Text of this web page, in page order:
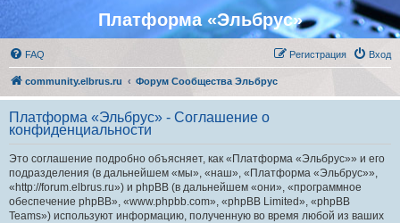
Платформа «Эльбрус»
FAQ Вход
Регистрация
community.elbrus.ru Форум Сообщества Эльбрус
Платформа «Эльбрус» - Соглашение о
конфиденциальности
Это соглашение подробно объясняет, как «Платформа «Эльбрус»» и его
подразделения (в дальнейшем «мы», «наш», «Платформа «Эльбрус»»,
«http://forum.elbrus.ru») и phpBB (в дальнейшем «они», «программное
обеспечение phpBB», «www.phpbb.com», «phpBB Limited», «phpBB
Teams») используют информацию, полученную во время любой из ваших